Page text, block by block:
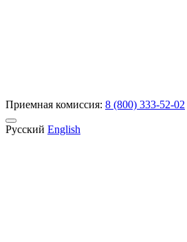
Приемная комиссия: 8 (800) 333-52-02
Русский English